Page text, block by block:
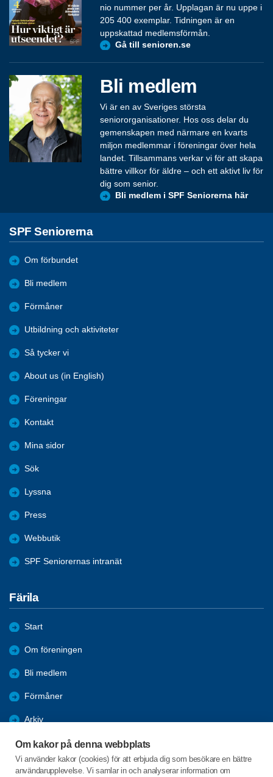
Om kakor på denna webbplats
Vi använder kakor (cookies) för att erbjuda dig som besökare en bättre
användarupplevelse. Vi samlar in och analyserar information om
nio nummer per år. Upplagan är nu uppe i
205 400 exemplar. Tidningen är en
uppskattad medlemsförmån.
Gå till senioren.se
Bli medlem
Vi är en av Sveriges största
seniororganisationer. Hos oss delar du
gemenskapen med närmare en kvarts
miljon medlemmar i föreningar över hela
landet. Tillsammans verkar vi för att skapa
bättre villkor för äldre – och ett aktivt liv för
dig som senior.
Bli medlem i SPF Seniorerna här
SPF Seniorerna
Om förbundet
Bli medlem
Förmåner
Utbildning och aktiviteter
Så tycker vi
About us (in English)
Föreningar
Kontakt
Mina sidor
Sök
Lyssna
Press
Webbutik
SPF Seniorernas intranät
Färila
Start
Om föreningen
Bli medlem
Förmåner
Arkiv
Aktiviteter
Länkar